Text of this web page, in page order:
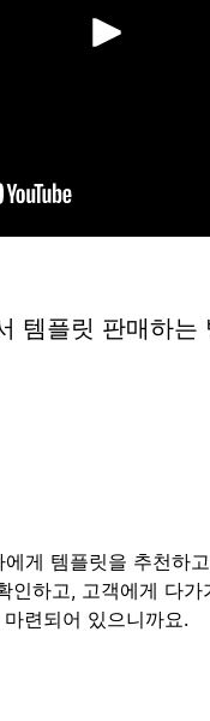
재생
템플릿 판매하는
게 템플릿을 추천하
인하고, 고객에게 다
련되어 있으니까요.